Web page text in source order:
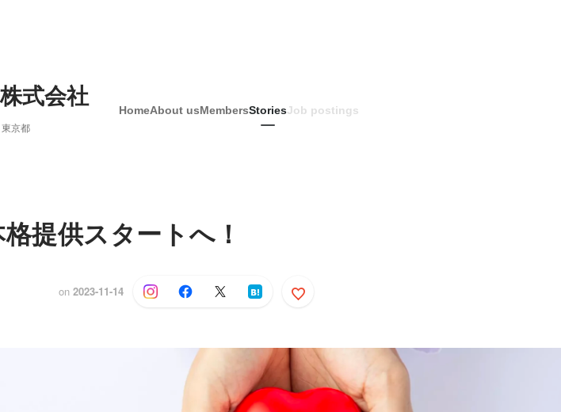
式会社
東京都
HomeAbout usMembersStoriesJob postings
提供スタートへ！
on 2023-11-14